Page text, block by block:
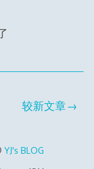
较新文章
YJ's BLOG